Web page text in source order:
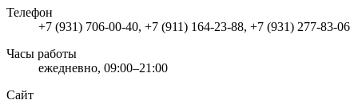
Телефон
+7 (931) 706-00-40, +7 (911) 164-23-88, +7 (931) 277-83-06
Часы работы
ежедневно, 09:00–21:00
Сайт